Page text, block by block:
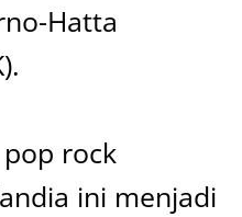
Hatta
rock
ini menjadi